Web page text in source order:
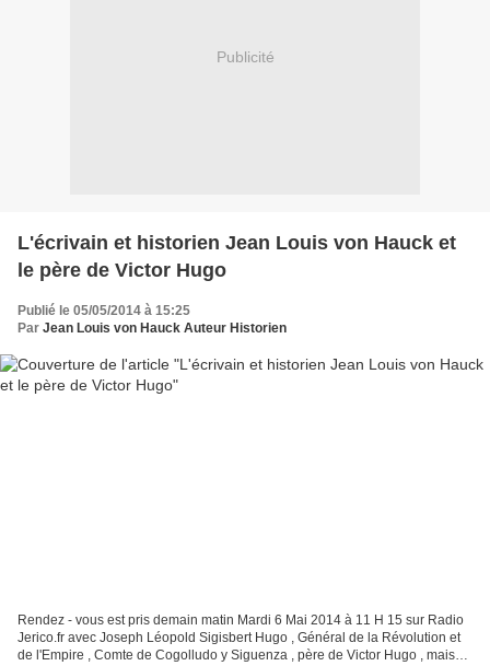
Publicité
L'écrivain et historien Jean Louis von Hauck et
le père de Victor Hugo
Publié le 05/05/2014 à 15:25
Par Jean Louis von Hauck Auteur Historien
Rendez - vous est pris demain matin Mardi 6 Mai 2014 à 11 H 15 sur Radio
Jerico.fr avec Joseph Léopold Sigisbert Hugo , Général de la Révolution et
de l'Empire , Comte de Cogolludo y Siguenza , père de Victor Hugo , mais